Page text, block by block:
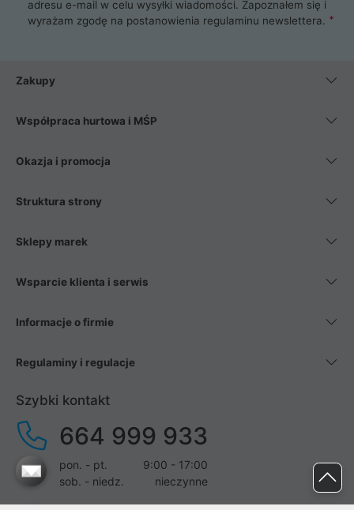
adresu e-mail w celu wysyłki wiadomości. Zapoznałem się i
wyrażam zgodę na postanowienia regulaminu newslettera.
Zakupy
Współpraca hurtowa i MŚP
Okazja i promocja
Struktura strony
Sklepy marek
Wsparcie klienta i serwis
Informacje o firmie
Regulaminy i regulacje
Szybki kontakt
664 999 933
pon. - pt.
9:00 - 17:00
sob. - niedz.
nieczynne